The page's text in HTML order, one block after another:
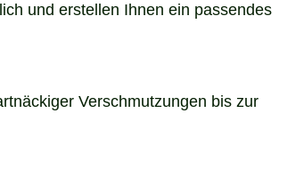
und erstellen Ihnen ein passendes
Verschmutzungen bis zur